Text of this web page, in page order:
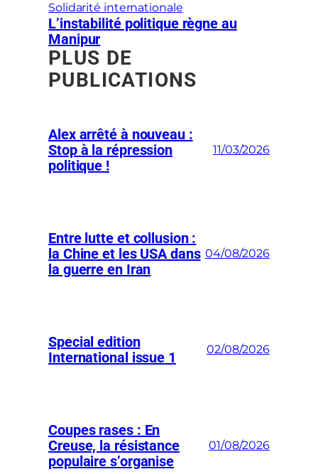
Solidarité internationale
L’instabilité politique règne au
Manipur
PLUS DE
PUBLICATIONS
Alex arrêté à nouveau :
Stop à la répression
politique !
11/03/2026
Entre lutte et collusion :
la Chine et les USA dans
la guerre en Iran
04/08/2026
Special edition
International issue 1
02/08/2026
Coupes rases : En
Creuse, la résistance
populaire s’organise
01/08/2026